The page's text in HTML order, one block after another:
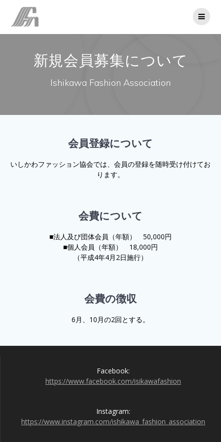
ン
へ
ス
ッ
新規会員募集について
Ishikawa Fashion Association
会員登録について
いしかわファッション協会では、会員の登録を随時受け付けてお
ります。
会費について
■法人及び団体会員（年額） 50,000円
■個人会員（年額） 18,000円
（平成4年4月2日施行）
会費の徴収
6月、10月の2回とする。
Facebook:
https://www.facebook.com/isikawafashion
Instagram:
https://www.instagram.com/ishikawa_fashion_association